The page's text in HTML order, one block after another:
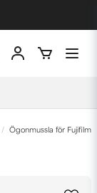
Ögonmussla för Fujifilm